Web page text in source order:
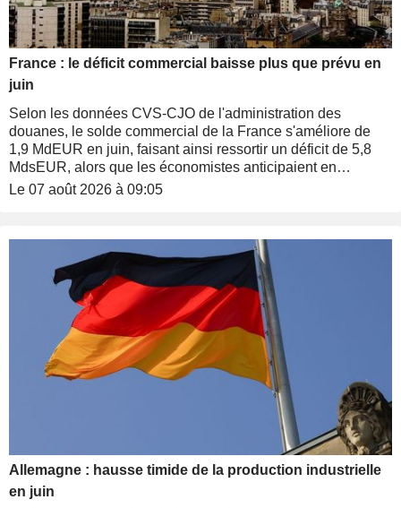
France : le déficit commercial baisse plus que prévu en
juin
Selon les données CVS-CJO de l'administration des
douanes, le solde commercial de la France s'améliore de
1,9 MdEUR en juin, faisant ainsi ressortir un déficit de 5,8
MdsEUR, alors que les économistes anticipaient en
moyenne un déficit de 6,5 MdsEUR.
Le 07 août 2026 à 09:05
Allemagne : hausse timide de la production industrielle
en juin